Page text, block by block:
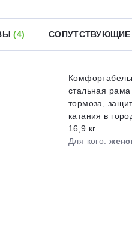
(4)
стальная
тормоза,
катания в
16,9 кг.
Для кого:
Оставшиеся75%
Подробнееоб оплате